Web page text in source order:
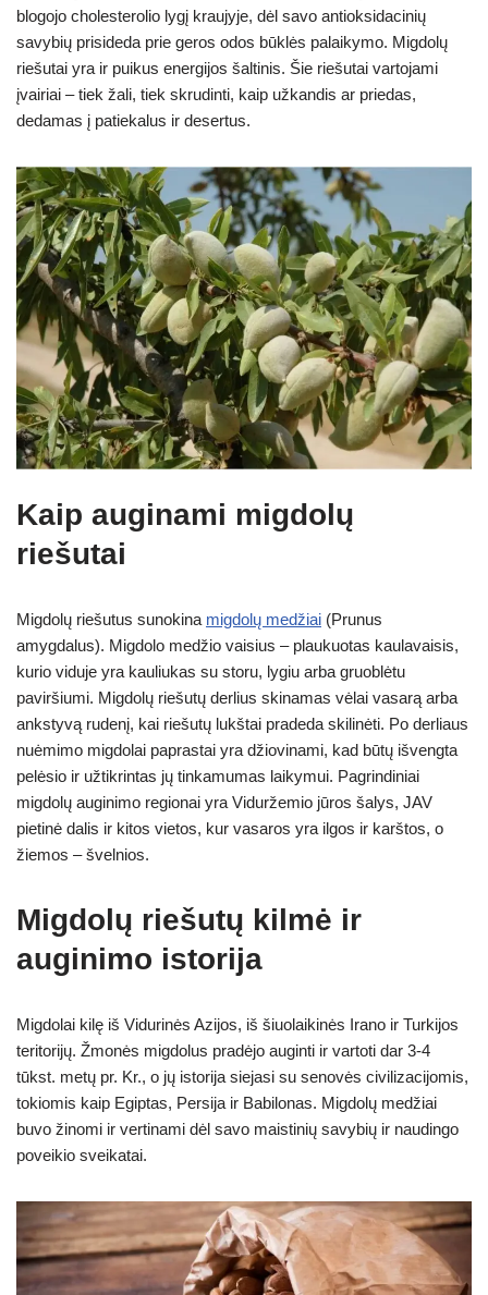
blogojo cholesterolio lygį kraujyje, dėl savo antioksidacinių
savybių prisideda prie geros odos būklės palaikymo. Migdolų
riešutai yra ir puikus energijos šaltinis. Šie riešutai vartojami
įvairiai – tiek žali, tiek skrudinti, kaip užkandis ar priedas,
dedamas į patiekalus ir desertus.
Kaip auginami migdolų
riešutai
Migdolų riešutus sunokina migdolų medžiai (Prunus
amygdalus). Migdolo medžio vaisius – plaukuotas kaulavaisis,
kurio viduje yra kauliukas su storu, lygiu arba gruoblėtu
paviršiumi. Migdolų riešutų derlius skinamas vėlai vasarą arba
ankstyvą rudenį, kai riešutų lukštai pradeda skilinėti. Po derliaus
nuėmimo migdolai paprastai yra džiovinami, kad būtų išvengta
pelėsio ir užtikrintas jų tinkamumas laikymui. Pagrindiniai
migdolų auginimo regionai yra Viduržemio jūros šalys, JAV
pietinė dalis ir kitos vietos, kur vasaros yra ilgos ir karštos, o
žiemos – švelnios.
Migdolų riešutų kilmė ir
auginimo istorija
Migdolai kilę iš Vidurinės Azijos, iš šiuolaikinės Irano ir Turkijos
teritorijų. Žmonės migdolus pradėjo auginti ir vartoti dar 3-4
tūkst. metų pr. Kr., o jų istorija siejasi su senovės civilizacijomis,
tokiomis kaip Egiptas, Persija ir Babilonas. Migdolų medžiai
buvo žinomi ir vertinami dėl savo maistinių savybių ir naudingo
poveikio sveikatai.